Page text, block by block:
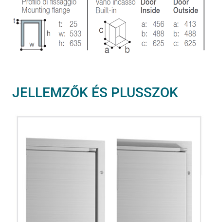
JELLEMZŐK ÉS PLUSSZOK